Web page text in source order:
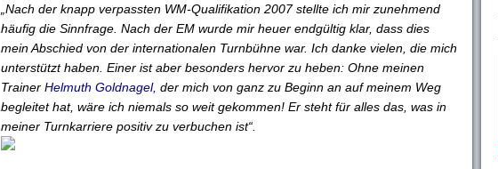
„Nach der knapp verpassten WM-Qualifikation 2007 stellte ich mir zunehmend
häufig die Sinnfrage. Nach der EM wurde mir heuer endgültig klar, dass dies
mein Abschied von der internationalen Turnbühne war. Ich danke vielen, die mich
unterstützt haben. Einer ist aber besonders hervor zu heben: Ohne meinen
Trainer Helmuth Goldnagel, der mich von ganz zu Beginn an auf meinem Weg
begleitet hat, wäre ich niemals so weit gekommen! Er steht für alles das, was in
meiner Turnkarriere positiv zu verbuchen ist“.